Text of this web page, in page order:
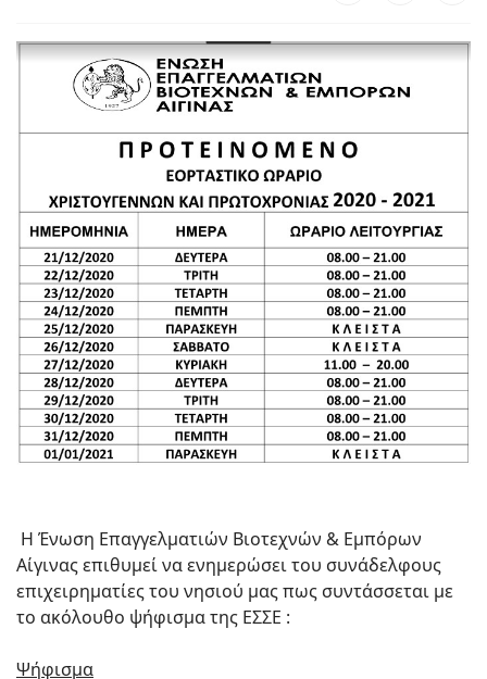
Η Ένωση Επαγγελματιών Βιοτεχνών & Εμπόρων
Αίγινας επιθυμεί να ενημερώσει του συνάδελφους
επιχειρηματίες του νησιού μας πως συντάσσεται με
το ακόλουθο ψήφισμα της ΕΣΣΕ :
Ψήφισμα